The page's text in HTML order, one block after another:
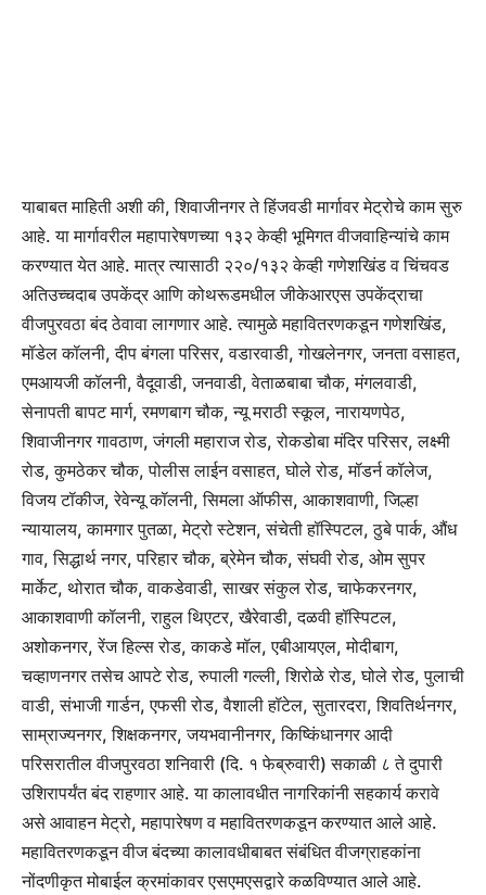
याबाबत माहिती अशी की, शिवाजीनगर ते हिंजवडी मार्गावर मेट्रोचे काम सुरु
आहे. या मार्गावरील महापारेषणच्या १३२ केव्ही भूमिगत वीजवाहिन्यांचे काम
करण्यात येत आहे. मात्र त्यासाठी २२०/१३२ केव्ही गणेशखिंड व चिंचवड
अतिउच्चदाब उपकेंद्र आणि कोथरूडमधील जीकेआरएस उपकेंद्राचा
वीजपुरवठा बंद ठेवावा लागणार आहे. त्यामुळे महावितरणकडून गणेशखिंड,
मॉडेल कॉलनी, दीप बंगला परिसर, वडारवाडी, गोखलेनगर, जनता वसाहत,
एमआयजी कॉलनी, वैदूवाडी, जनवाडी, वेताळबाबा चौक, मंगलवाडी,
सेनापती बापट मार्ग, रमणबाग चौक, न्यू मराठी स्कूल, नारायणपेठ,
शिवाजीनगर गावठाण, जंगली महाराज रोड, रोकडोबा मंदिर परिसर, लक्ष्मी
रोड, कुमठेकर चौक, पोलीस लाईन वसाहत, घोले रोड, मॉडर्न कॉलेज,
विजय टॉकीज, रेवेन्यू कॉलनी, सिमला ऑफीस, आकाशवाणी, जिल्हा
न्यायालय, कामगार पुतळा, मेट्रो स्टेशन, संचेती हॉस्पिटल, ठुबे पार्क, औंध
गाव, सिद्धार्थ नगर, परिहार चौक, ब्रेमेन चौक, संघवी रोड, ओम सुपर
मार्केट, थोरात चौक, वाकडेवाडी, साखर संकुल रोड, चाफेकरनगर,
आकाशवाणी कॉलनी, राहुल थिएटर, खैरेवाडी, दळवी हॉस्पिटल,
अशोकनगर, रेंज हिल्स रोड, काकडे मॉल, एबीआयएल, मोदीबाग,
चव्हाणनगर तसेच आपटे रोड, रुपाली गल्ली, शिरोळे रोड, घोले रोड, पुलाची
वाडी, संभाजी गार्डन, एफसी रोड, वैशाली हॉटेल, सुतारदरा, शिवतिर्थनगर,
साम्राज्यनगर, शिक्षकनगर, जयभवानीनगर, किष्किंधानगर आदी
परिसरातील वीजपुरवठा शनिवारी (दि. १ फेब्रुवारी) सकाळी ८ ते दुपारी
उशिरापर्यंत बंद राहणार आहे. या कालावधीत नागरिकांनी सहकार्य करावे
असे आवाहन मेट्रो, महापारेषण व महावितरणकडून करण्यात आले आहे.
महावितरणकडून वीज बंदच्या कालावधीबाबत संबंधित वीजग्राहकांना
नोंदणीकृत मोबाईल क्रमांकावर एसएमएसद्वारे कळविण्यात आले आहे.